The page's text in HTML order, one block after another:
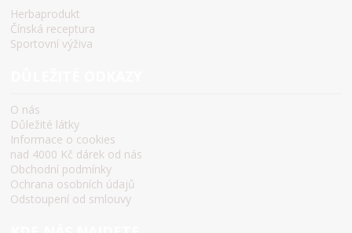
Herbaprodukt
Čínská receptura
Sportovní výživa
O nás
Důležité látky
Informace o cookies
nad 4000 Kč dárek od nás
Obchodní podmínky
Ochrana osobních údajů
Odstoupení od smlouvy